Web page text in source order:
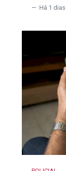
Há 1 dias